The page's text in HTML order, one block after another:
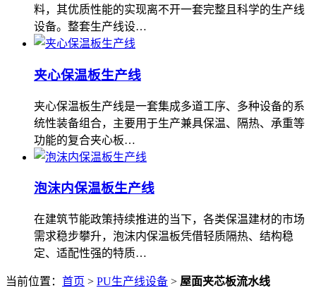
料，其优质性能的实现离不开一套完整且科学的生产线
设备。整套生产线设…
夹心保温板生产线
夹心保温板生产线是一套集成多道工序、多种设备的系
统性装备组合，主要用于生产兼具保温、隔热、承重等
功能的复合夹心板…
泡沫内保温板生产线
在建筑节能政策持续推进的当下，各类保温建材的市场
需求稳步攀升，泡沫内保温板凭借轻质隔热、结构稳
定、适配性强的特质…
当前位置： 首页 > PU生产线设备 > 屋面夹芯板流水线